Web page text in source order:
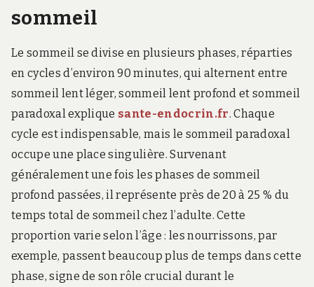
sommeil
Le sommeil se divise en plusieurs phases, réparties
en cycles d’environ 90 minutes, qui alternent entre
sommeil lent léger, sommeil lent profond et sommeil
paradoxal explique sante-endocrin.fr. Chaque
cycle est indispensable, mais le sommeil paradoxal
occupe une place singulière. Survenant
généralement une fois les phases de sommeil
profond passées, il représente près de 20 à 25 % du
temps total de sommeil chez l’adulte. Cette
proportion varie selon l’âge : les nourrissons, par
exemple, passent beaucoup plus de temps dans cette
phase, signe de son rôle crucial durant le